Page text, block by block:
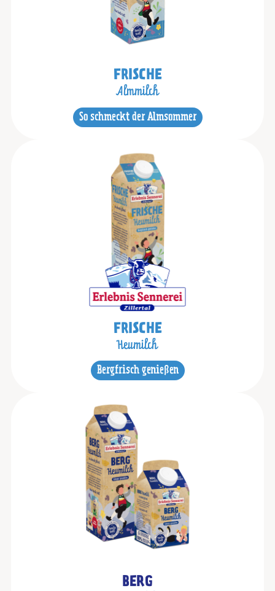
FRISCHE
Almmilch
So schmeckt der Almsommer
FRISCHE
Heumilch
Bergfrisch genießen
BERG